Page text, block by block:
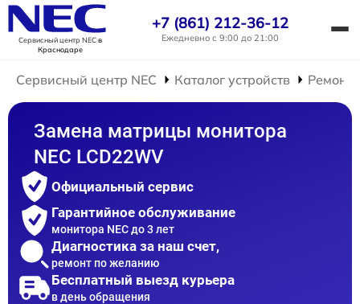
Сервисный центр NECв
Краснодаре
+7 (861) 212-36-12
Ежедневно с 9:00 до 21:00
Сервисный центр NEC Каталог устройств Ремонт
Замена матрицы монитора
NEC LCD22WV
Официальный сервис
Гарантийное обслуживание
монитора NEC до 3 лет
Диагностика за наш счет,
ремонт по желанию
Бесплатный выезд курьера
в день обращения